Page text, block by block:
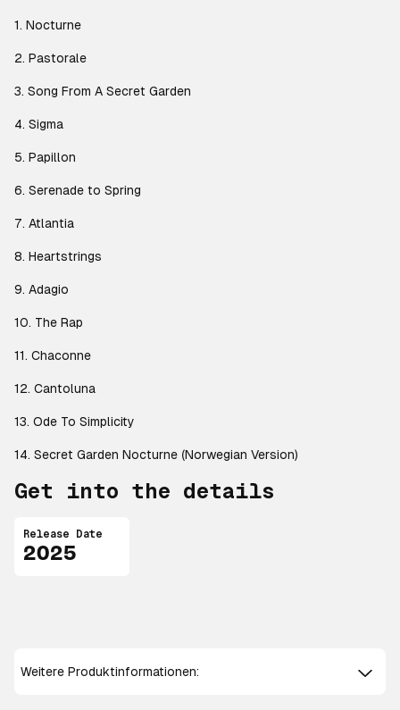
1. Nocturne
2. Pastorale
3. Song From A Secret Garden
4. Sigma
5. Papillon
6. Serenade to Spring
7. Atlantia
8. Heartstrings
9. Adagio
10. The Rap
11. Chaconne
12. Cantoluna
13. Ode To Simplicity
14. Secret Garden Nocturne (Norwegian Version)
Get into the details
Release Date
2025
Weitere Produktinformationen: